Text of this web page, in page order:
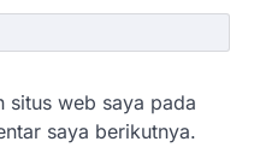
situs web saya pada
saya berikutnya.